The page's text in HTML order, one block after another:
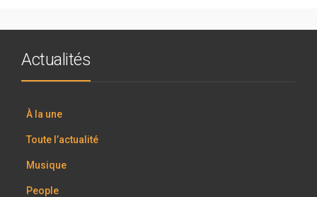
Actualités
À la une
Toute l’actualité
Musique
People